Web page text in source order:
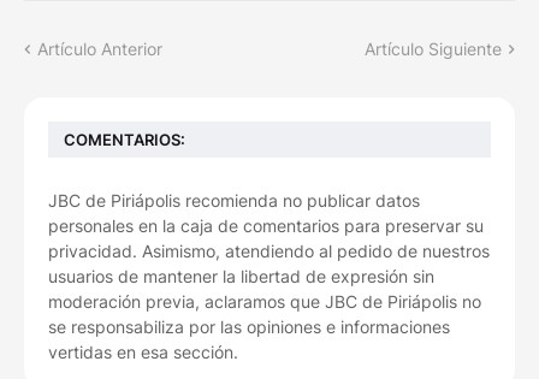
Artículo Anterior Artículo Siguiente
COMENTARIOS:
JBC de Piriápolis recomienda no publicar datos
personales en la caja de comentarios para preservar su
privacidad. Asimismo, atendiendo al pedido de nuestros
usuarios de mantener la libertad de expresión sin
moderación previa, aclaramos que JBC de Piriápolis no
se responsabiliza por las opiniones e informaciones
vertidas en esa sección.